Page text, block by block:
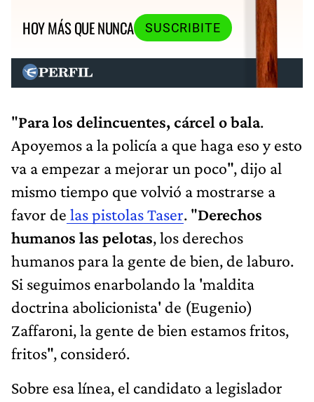
HOY MÁS QUE NUNCA
SUSCRIBITE
"Para los delincuentes, cárcel o bala.
Apoyemos a la policía a que haga eso y esto
va a empezar a mejorar un poco", dijo al
mismo tiempo que volvió a mostrarse a
favor de las pistolas Taser. "Derechos
humanos las pelotas, los derechos
humanos para la gente de bien, de laburo.
Si seguimos enarbolando la 'maldita
doctrina abolicionista' de (Eugenio)
Zaffaroni, la gente de bien estamos fritos,
fritos", consideró.
Sobre esa línea, el candidato a legislador